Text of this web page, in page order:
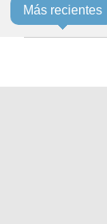
Más recientes